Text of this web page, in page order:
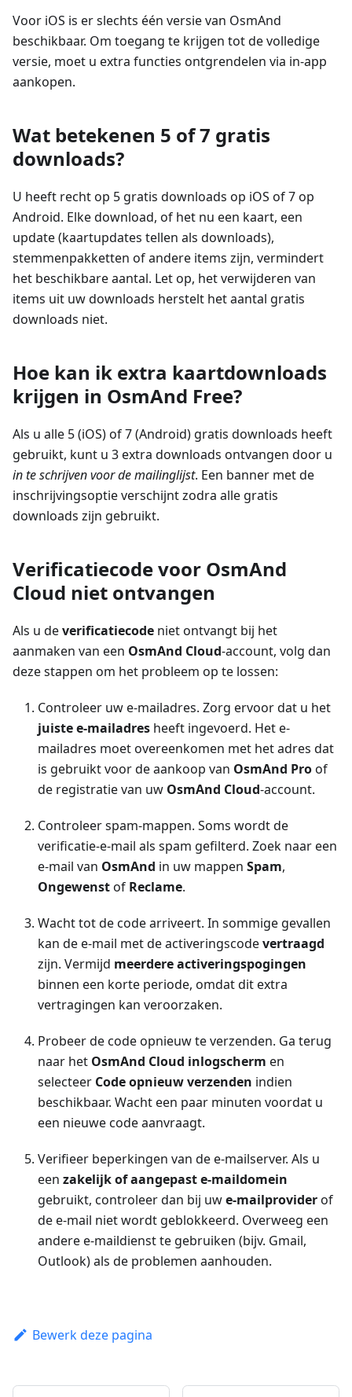
Voor iOS is er slechts één versie van OsmAnd
beschikbaar. Om toegang te krijgen tot de volledige
versie, moet u extra functies ontgrendelen via in-app
aankopen.
Wat betekenen 5 of 7 gratis
downloads?
U heeft recht op 5 gratis downloads op iOS of 7 op
Android. Elke download, of het nu een kaart, een
update (kaartupdates tellen als downloads),
stemmenpakketten of andere items zijn, vermindert
het beschikbare aantal. Let op, het verwijderen van
items uit uw downloads herstelt het aantal gratis
downloads niet.
Hoe kan ik extra kaartdownloads
krijgen in OsmAnd Free?
Als u alle 5 (iOS) of 7 (Android) gratis downloads heeft
gebruikt, kunt u 3 extra downloads ontvangen door u
in te schrijven voor de mailinglijst. Een banner met de
inschrijvingsoptie verschijnt zodra alle gratis
downloads zijn gebruikt.
Verificatiecode voor OsmAnd
Cloud niet ontvangen
Als u deverificatiecode niet ontvangt bij het
aanmaken van een OsmAnd Cloud-account, volg dan
deze stappen om het probleem op te lossen:
Controleer uw e-mailadres. Zorg ervoor dat u het
juiste e-mailadres heeft ingevoerd. Het e-
mailadres moet overeenkomen met het adres dat
is gebruikt voor de aankoop van OsmAnd Proof
de registratie van uw OsmAnd Cloud-account.
Controleer spam-mappen. Soms wordt de
verificatie-e-mail als spam gefilterd. Zoek naar een
e-mail van OsmAnd in uw mappen Spam,
Ongewenstof Reclame.
Wacht tot de code arriveert. In sommige gevallen
kan de e-mail met de activeringscodevertraagd
zijn. Vermijd meerdere activeringspogingen
binnen een korte periode, omdat dit extra
vertragingen kan veroorzaken.
Probeer de code opnieuw te verzenden. Ga terug
naar het OsmAnd Cloud inlogscherm en
selecteer Code opnieuw verzenden indien
beschikbaar. Wacht een paar minuten voordat u
een nieuwe code aanvraagt.
Verifieer beperkingen van de e-mailserver. Als u
een zakelijk of aangepast e-maildomein
gebruikt, controleer dan bij uwe-mailproviderof
de e-mail niet wordt geblokkeerd. Overweeg een
andere e-maildienst te gebruiken (bijv. Gmail,
Outlook) als de problemen aanhouden.
Bewerk deze pagina